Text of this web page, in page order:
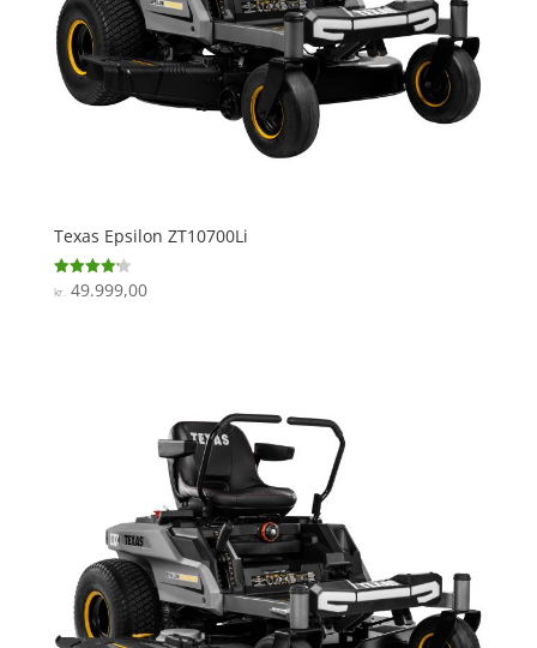
Texas Epsilon ZT10700Li
Vurderet
4.2
kr.49.999,00